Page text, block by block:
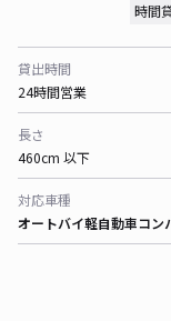
時間
貸出時間
24時間営業
長さ
460cm 以下
対応車種
オートバイ軽自動車コン